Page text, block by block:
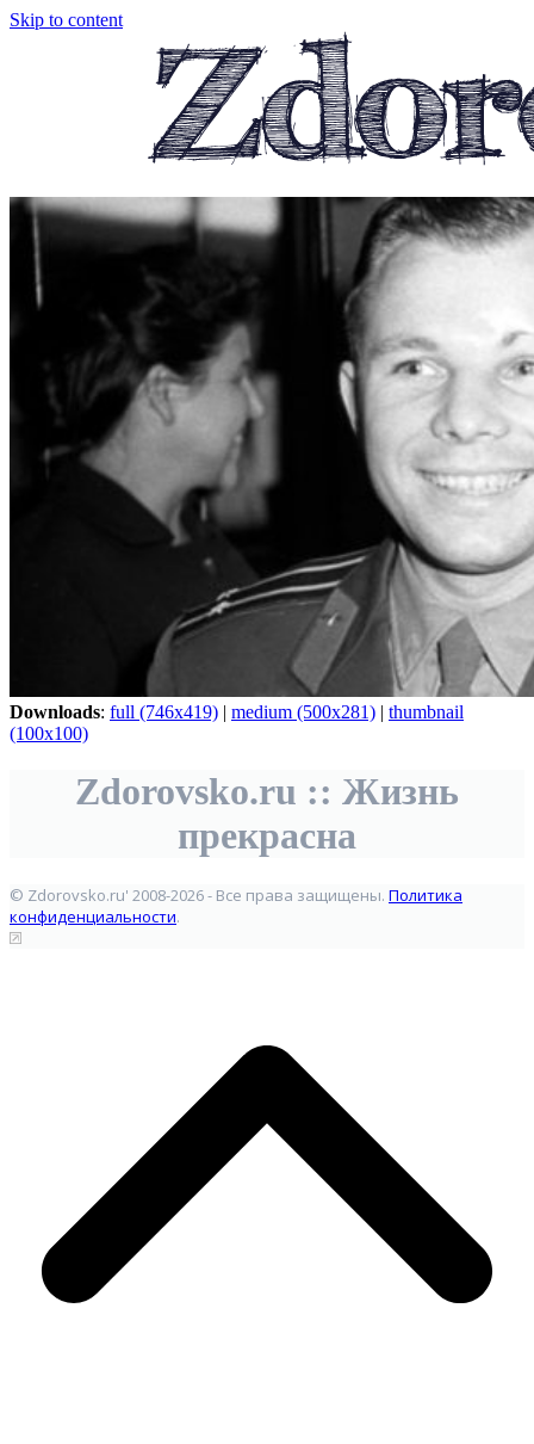
Skip to content
Downloads: full (746x419) | medium (500x281) | thumbnail
(100x100)
Zdorovsko.ru :: Жизнь
прекрасна
© Zdorovsko.ru' 2008-2026 - Все права защищены. Политика
конфиденциальности.